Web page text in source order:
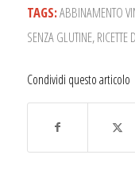
TAGS:ABBINAMENTO
SENZA GLUTINE,RICETTE
Condividi questo articolo